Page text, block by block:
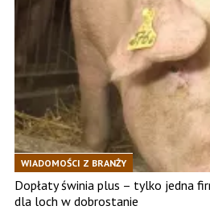
WIADOMOŚCI Z BRANŻY
Dopłaty świnia plus – tylko jedna
dla loch w dobrostanie